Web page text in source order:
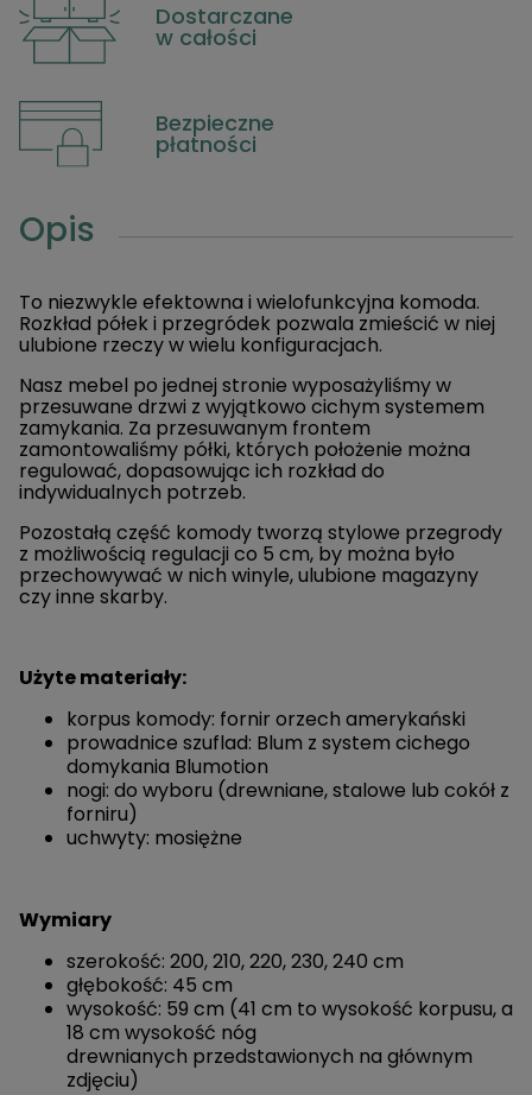
Dostarczane
w całości
Bezpieczne
płatności
Opis
To niezwykle efektowna i wielofunkcyjna komoda.
Rozkład półek i przegródek pozwala zmieścić w niej
ulubione rzeczy w wielu konfiguracjach.
Nasz mebel po jednej stronie wyposażyliśmy w
przesuwane drzwi z wyjątkowo cichym systemem
zamykania. Za przesuwanym frontem
zamontowaliśmy półki, których położenie można
regulować, dopasowując ich rozkład do
indywidualnych potrzeb.
Pozostałą część komody tworzą stylowe przegrody
z możliwością regulacji co 5 cm, by można było
przechowywać w nich winyle, ulubione magazyny
czy inne skarby.
Użyte materiały:
korpus komody: fornir orzech amerykański
prowadnice szuflad: Blum z system cichego
domykania Blumotion
nogi: do wyboru (drewniane, stalowe lub cokół z
forniru)
uchwyty: mosiężne
Wymiary
szerokość: 200, 210, 220, 230, 240 cm
głębokość: 45 cm
wysokość: 59 cm (41 cm to wysokość korpusu, a
18 cm wysokość nóg
drewnianych przedstawionych na głównym
zdjęciu)